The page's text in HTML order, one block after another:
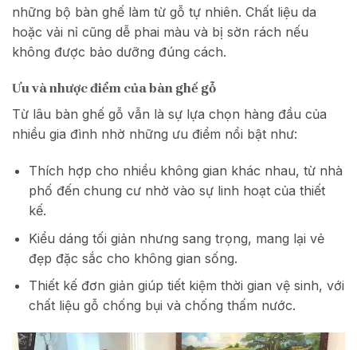
những bộ bàn ghế làm từ gỗ tự nhiên. Chất liệu da
hoặc vải nỉ cũng dễ phai màu và bị sờn rách nếu
không được bảo dưỡng đúng cách.
Ưu và nhược điểm của bàn ghế gỗ
Từ lâu bàn ghế gỗ vẫn là sự lựa chọn hàng đầu của
nhiều gia đình nhờ những ưu điểm nổi bật như:
Thích hợp cho nhiều không gian khác nhau, từ nhà
phố đến chung cư nhờ vào sự linh hoạt của thiết
kế.
Kiểu dáng tối giản nhưng sang trọng, mang lại vẻ
đẹp đặc sắc cho không gian sống.
Thiết kế đơn giản giúp tiết kiệm thời gian vệ sinh, với
chất liệu gỗ chống bụi và chống thấm nước.